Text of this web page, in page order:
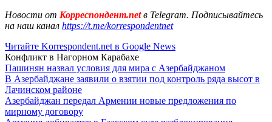
Новости от Корреспондент.netв Telegram. Подписывайтесь
на наш канал https://t.me/korrespondentnet
Читайте Korrespondent.net в Google News
Конфликт в Нагорном Карабахе
Пашинян назвал условия для мира с Азербайджаном
В Азербайджане заявили о взятии под контроль ряда высот в
Лачинском районе
Азербайджан передал Армении новые предложения по
мирному договору